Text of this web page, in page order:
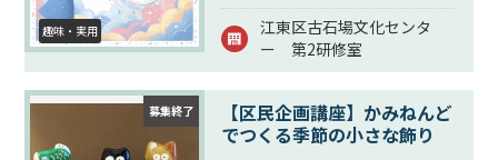
趣味・実用
江東区古石場文化センタ
ー 第2研修室
募集終了
【区民企画講座】かみねんど
でつくる季節の小さな飾り